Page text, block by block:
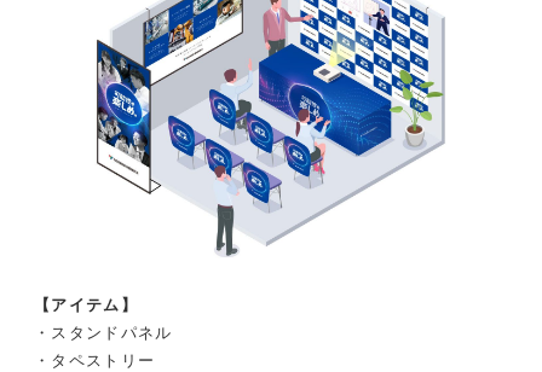
【アイテム】
・スタンドパネル
・タペストリー